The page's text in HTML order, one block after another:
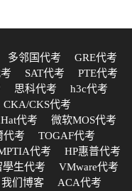
多邻国代考
GRE代考
SAT代考
PTE代考
思科代考
h3c代考
CKA/CKS代考
代考
微软MOS代考
代考
TOGAF代考
代考
HP惠普代考
學生代考
VMware代考
我们博客
ACA代考